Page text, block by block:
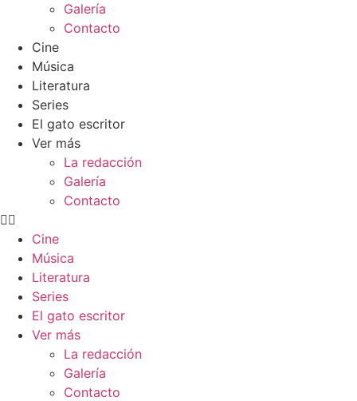
Galería
Contacto
Cine
Música
Literatura
Series
El gato escritor
Ver más
La redacción
Galería
Contacto
Cine
Música
Literatura
Series
El gato escritor
Ver más
La redacción
Galería
Contacto